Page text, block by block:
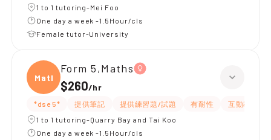
1 to 1 tutoring-Mei Foo
One day a week -1.5Hour/cls
Female tutor-University
Maths
Form 5,Maths
$260/hr
*dse 5* 提供筆記 提供練習題/試題 有耐性
互動教學
1 to 1 tutoring-Quarry Bay and Tai Koo
One day a week -1.5Hour/cls